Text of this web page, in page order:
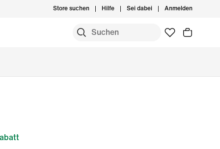
Store suchen Hilfe Sei dabei Anmelden